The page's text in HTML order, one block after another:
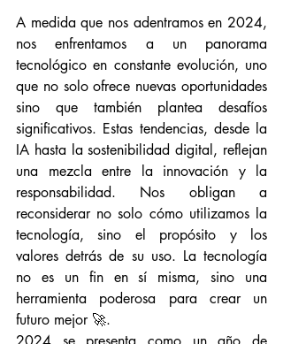
A medida que nos adentramos en 2024,
nos enfrentamos a un panorama
tecnológico en constante evolución, uno
que no solo ofrece nuevas oportunidades
sino que también plantea desafíos
significativos. Estas tendencias, desde la
IA hasta la sostenibilidad digital, reflejan
una mezcla entre la innovación y la
responsabilidad. Nos obligan a
reconsiderar no solo cómo utilizamos la
tecnología, sino el propósito y los
valores detrás de su uso. La tecnología
no es un fin en sí misma, sino una
herramienta poderosa para crear un
futuro mejor 🚀.